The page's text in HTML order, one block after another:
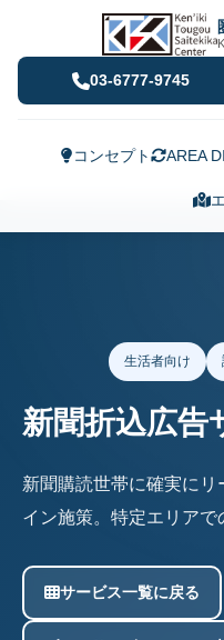
03-6777-9745
コンセプト AREA
生活者向け
新聞折込広告
新聞購読世帯に確実に
イン施策。特定エリアで
サービス一覧に戻る